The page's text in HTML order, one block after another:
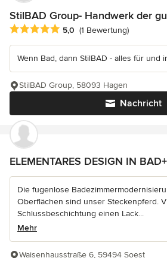
StilBAD Group- Handwerk der
Durchschnittliche Bewertung: 5 von 5
5,0 (1 Bewertung)
Wenn Bad, dann StilBAD - alles für und
Nachricht
StilBAD Group, 58093 Hagen
ELEMENTARES DESIGN IN
Die fugenlose
Oberflächen sind unser Steckenpferd.
Schlussbeschichtung einen Lack...
Mehr
Waisenhausstraße 6, 59494 Soest